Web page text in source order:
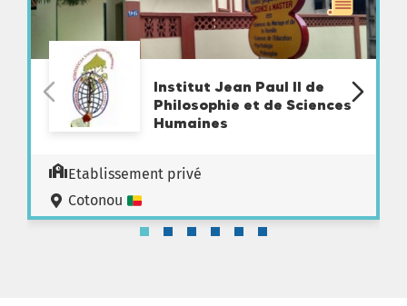
Institut Jean Paul II de
Philosophie et de Sciences
Humaines
Etablissement privé
Cotonou